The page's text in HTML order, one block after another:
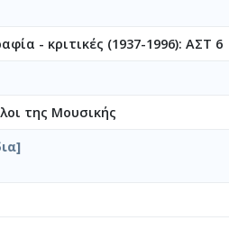
- κριτικές (1937-1996): ΑΣΤ 6
της Μουσικής